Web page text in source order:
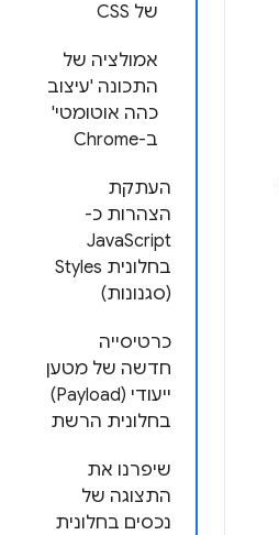
של CSS
אמולציה של
התכונה 'עיצוב
כהה אוטומטי'
ב-Chrome
העתקת
הצהרות כ-
JavaScript
בחלונית Styles
(סגנונות)
כרטיסייה
חדשה של מטען
ייעודי (Payload)
בחלונית הרשת
שיפרנו את
התצוגה של
נכסים בחלונית